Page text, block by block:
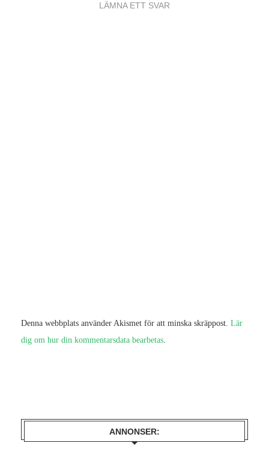
LÄMNA ETT SVAR
Denna webbplats använder Akismet för att minska skräppost. Lär
dig om hur din kommentarsdata bearbetas.
ANNONSER: